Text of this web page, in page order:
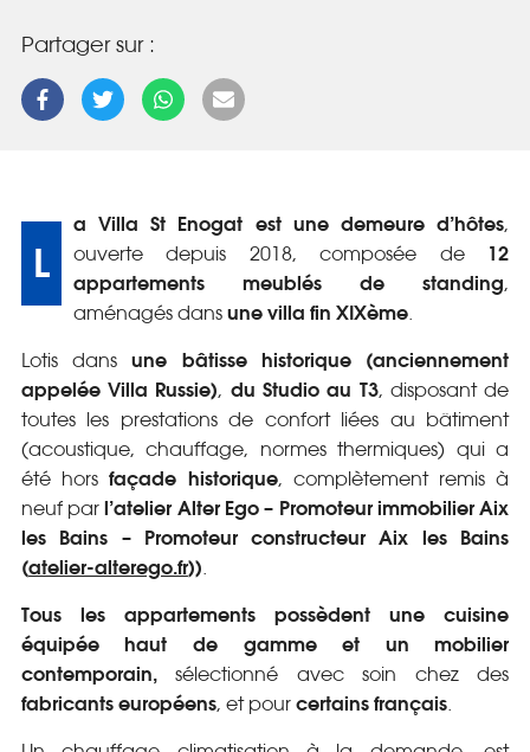
Partager sur :
L
a Villa St Enogat est une demeure d’hôtes,
ouverte depuis 2018, composée de 12
appartements meublés de standing,
aménagés dans une villa fin XIXème.
Lotis dansune bâtisse historique (anciennement
appelée Villa Russie), du Studio au T3, disposant de
toutes les prestations de confort liées au bâtiment
(acoustique, chauffage, normes thermiques) qui a
été horsfaçade historique, complètement remis à
neuf parl’atelier Alter Ego – Promoteur immobilier Aix
les Bains – Promoteur constructeur Aix les Bains
(atelier-alterego.fr)).
Tous les appartements possèdent une cuisine
équipée haut de gamme et un mobilier
contemporain,sélectionné avec soin chez des
fabricants européens, et pour certains français.